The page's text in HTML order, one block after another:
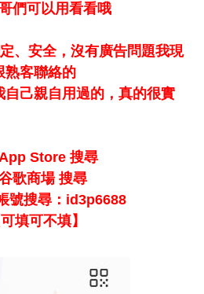
們可以用看看哦
、安全，沒有廣告問題我現
熟客聯絡的
己親自用過的，真的很實
Store 搜尋
歌商場 搜尋
號搜尋：id3p6688
填可不填】